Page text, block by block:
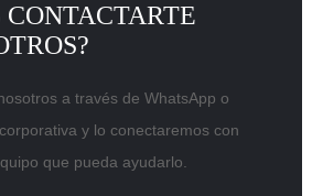
CONTACTARTE
a través de WhatsApp o
y lo conectaremos con
que pueda ayudarlo.